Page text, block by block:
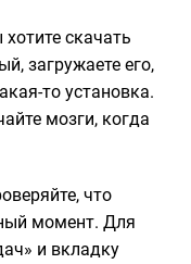
скачать
загружаете его,
то установка.
мозги, когда
что
момент. Для
и вкладку